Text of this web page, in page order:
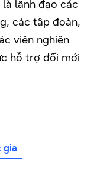
lãnh đạo các
các tập đoàn,
viện nghiên
hỗ trợ đổi mới
gia